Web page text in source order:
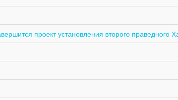
проект установления второго праведного